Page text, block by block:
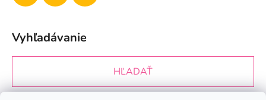
Vyhľadávanie
HĽADAŤ